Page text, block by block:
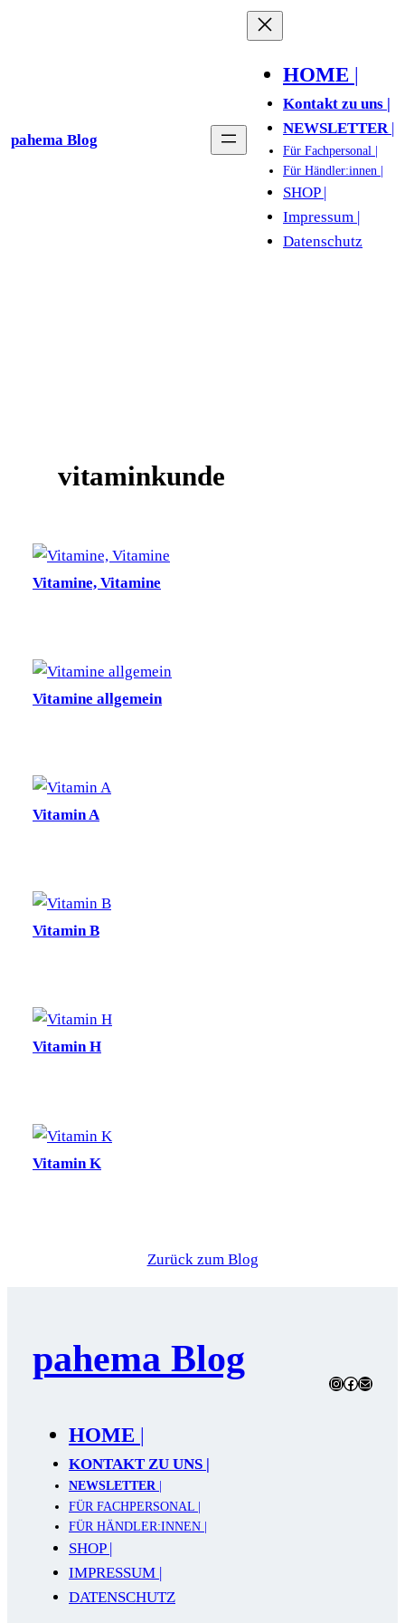
pahema Blog
HOME |
Kontakt zu uns |
NEWSLETTER |
Für Fachpersonal |
Für Händler:innen |
SHOP |
Impressum |
Datenschutz
vitaminkunde
Vitamine, Vitamine
Vitamine allgemein
Vitamin A
Vitamin B
Vitamin H
Vitamin K
Zurück zum Blog
pahema Blog
Instagram
Facebook
E-Mail
HOME |
KONTAKT ZU UNS |
NEWSLETTER
FÜR FACHPERSONAL |
FÜR HÄNDLER:INNEN |
SHOP |
IMPRESSUM |
DATENSCHUTZ